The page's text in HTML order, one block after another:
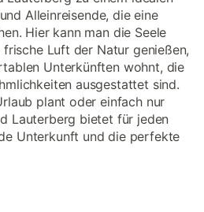
Alleinreisende, die eine
Hier kann man die Seele
Luft der Natur genießen,
Unterkünften wohnt, die
ausgestattet sind.
plant oder einfach nur
Lauterberg bietet für jeden
Unterkunft und die perfekte